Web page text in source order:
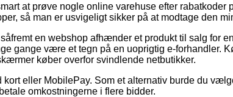
at prøve nogle online varehuse efter rabatkoder
så man er usvigeligt sikker på at modtage den
en webshop afhænder et produkt til salg for
gange være et tegn på en uoprigtig e-forhandler.
køber overfor svindlende netbutikker.
eller MobilePay. Som et alternativ burde du
omkostningerne i flere bidder.